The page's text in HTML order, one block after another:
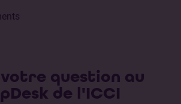
votre question au
de l'ICCI